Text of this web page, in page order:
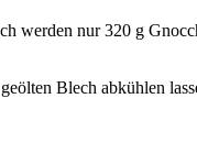
werden nur 320 g
Blech abkühlen